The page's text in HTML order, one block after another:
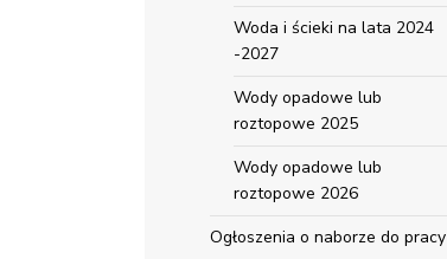
Woda i ścieki na lata 2024
-2027
Wody opadowe lub
roztopowe 2025
Wody opadowe lub
roztopowe 2026
Ogłoszenia o naborze do pracy